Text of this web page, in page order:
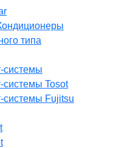
типа
системы
системы Tosot
системы Fujitsu